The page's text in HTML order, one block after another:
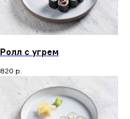
Ролл с угрем
820 р.